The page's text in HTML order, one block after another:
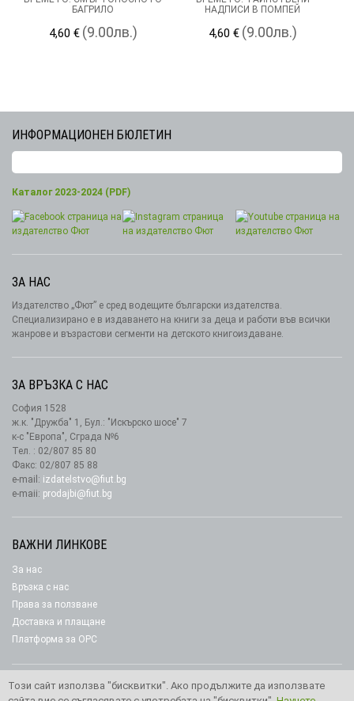
БАГРИЛО
4,60 € (9.00лв.)
НАДПИСИ В ПОМПЕЙ
4,60 € (9.00лв.)
ИНФОРМАЦИОНЕН БЮЛЕТИН
Каталог 2023-2024 (PDF)
ЗА НАС
Издателство „Фют” е сред водещите български издателства.
Специализирано е в издаването на книги за деца и работи във всички
жанрове и възрастови сегменти на детското книгоиздаване.
ЗА ВРЪЗКА С НАС
София 1528
ж.к. "Дружба" 1, Бул.: "Искърско шосе" 7
к-с "Европа", Сграда №6
Тел. : 02/807 85 80
Факс: 02/807 85 88
e-mail: izdatelstvo@fiut.bg
e-maii: prodajbi@fiut.bg
ВАЖНИ ЛИНКОВЕ
За нас
Връзка с нас
Права за ползване
Доставка и плащане
Платформа за ОРС
Този сайт използва "бисквитки". Ако продължите да използвате